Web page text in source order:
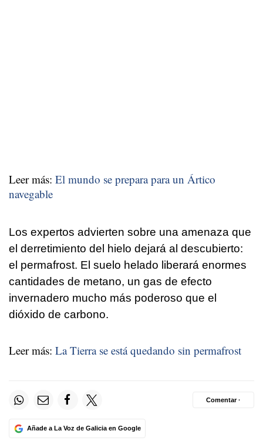
Leer más: El mundo se prepara para un Ártico
navegable
Los expertos advierten sobre una amenaza que
el derretimiento del hielo dejará al descubierto:
el permafrost. El suelo helado liberará enormes
cantidades de metano, un gas de efecto
invernadero mucho más poderoso que el
dióxido de carbono.
Leer más: La Tierra se está quedando sin permafrost
Añade a La Voz de Galicia en Google
Comentar ·